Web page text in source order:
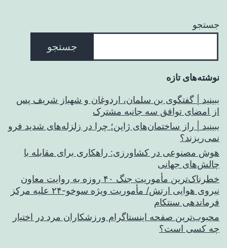
جستجو
جستجو
نوشته‌های تازه
ببینید | گفتگوی بن سلمان، اردوغان و شهباز شریف پس
از امضای توافق سه جانبه مشترک
ببینید | راز ساختمان‌های ژاپن؛ چرا در زلزله‌های شدید فرو
نمی‌ریزند؟
هوش مصنوعی در کشاورزی: راهکاری برای مقابله با
چالش‌های جهانی
خطرناک‌ترین مأموریت جنگ ۴۰ روزه به روایت معاون
نیروی هوایی ارتش/ مأموریت ویژه سوخو-۲۴ علیه مرکز
فرماندهی سنتکام
محبوب‌ترین صفحه اینستاگرام ورزشکاران مرد در اختیار
چه کسی است؟